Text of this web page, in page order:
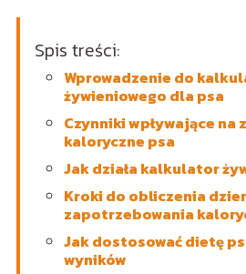
Spis treści:
Wprowadzenie do
żywieniowego dla psa
Czynniki wpływające
kaloryczne psa
Jak działa kalkulator
Kroki do obliczenia
zapotrzebowania
Jak dostosować dietę
wyników